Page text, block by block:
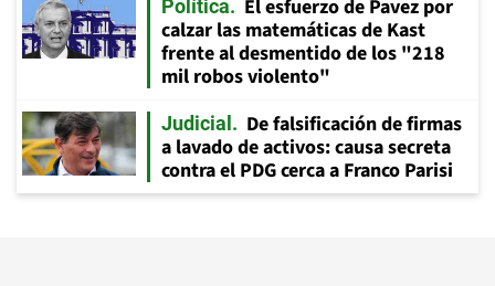
Política
El esfuerzo de Pavez por
calzar las matemáticas de Kast
frente al desmentido de los "218
mil robos violento"
Judicial
De falsificación de firmas
a lavado de activos: causa secreta
contra el PDG cerca a Franco Parisi